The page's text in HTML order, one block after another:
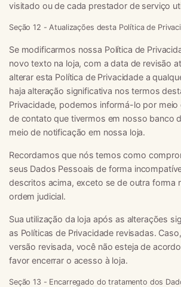
visitado ou de cada prestador de serviço
Seção 12 - Atualizações desta Política de
Se modificarmos nossa Política de
novo texto na loja, com a data de revisão
alterar esta Política de Privacidade a
haja alteração significativa nos termos
Privacidade, podemos informá-lo por
de contato que tivermos em nosso banco
meio de notificação em nossa loja.
Recordamos que nós temos como
seus Dados Pessoais de forma
descritos acima, exceto se de outra forma
ordem judicial.
Sua utilização da loja após as alterações
as Políticas de Privacidade revisadas.
versão revisada, você não esteja de
favor encerrar o acesso à loja.
Seção 13 - Encarregado do tratamento dos